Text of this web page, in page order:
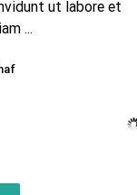
ut labore et
...